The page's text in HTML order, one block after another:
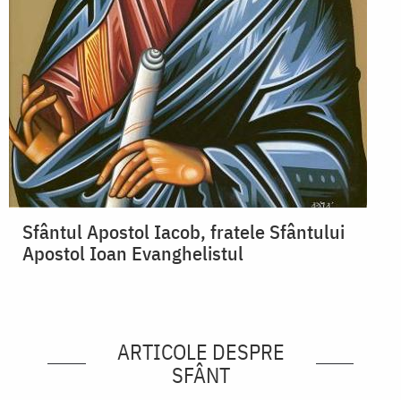
Sfântul Apostol Iacob, fratele Sfântului
Apostol Ioan Evanghelistul
ARTICOLE DESPRE
SFÂNT